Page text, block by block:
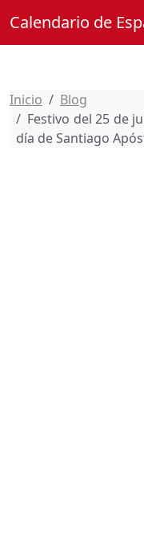
Calendario de
Inicio
Blog
Festivo del 25 de
día de Santiago